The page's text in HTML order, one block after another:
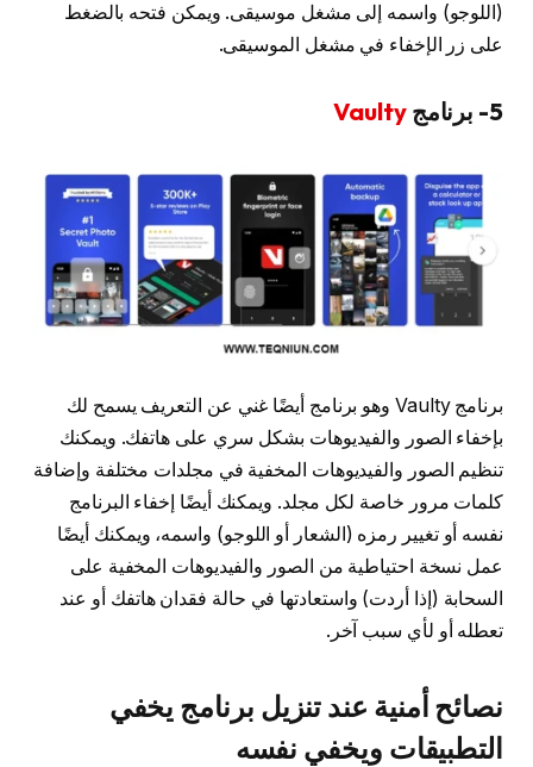
(اللوجو) واسمه إلى مشغل موسيقى. ويمكن فتحه بالضغط
على زر الإخفاء في مشغل الموسيقى.
5- برنامج Vaulty
برنامج Vaulty وهو برنامج أيضًا غني عن التعريف يسمح لك
بإخفاء الصور والفيديوهات بشكل سري على هاتفك. ويمكنك
تنظيم الصور والفيديوهات المخفية في مجلدات مختلفة وإضافة
كلمات مرور خاصة لكل مجلد. ويمكنك أيضًا إخفاء البرنامج
نفسه أو تغيير رمزه (الشعار أو اللوجو) واسمه، ويمكنك أيضًا
عمل نسخة احتياطية من الصور والفيديوهات المخفية على
السحابة (إذا أردت) واستعادتها في حالة فقدان هاتفك أو عند
تعطله أو لأي سبب آخر.
نصائح أمنية عند تنزيل برنامج يخفي
التطبيقات ويخفي نفسه